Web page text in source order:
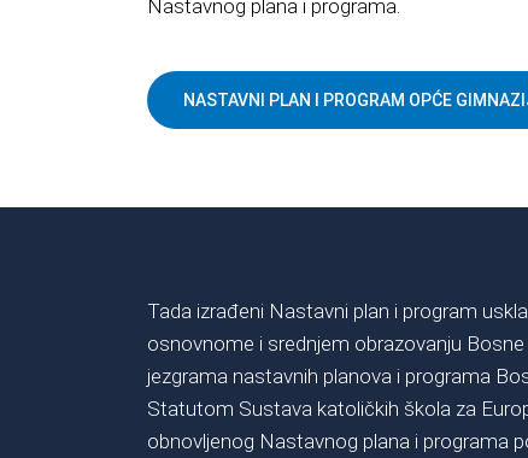
Nastavnog plana i programa.
NASTAVNI PLAN I PROGRAM OPĆE
Tada izrađeni Nastavni plan i program
osnovnome i srednjem obrazovanju
jezgrama nastavnih planova i programa
Statutom Sustava katoličkih škola za
obnovljenog Nastavnog plana i programa